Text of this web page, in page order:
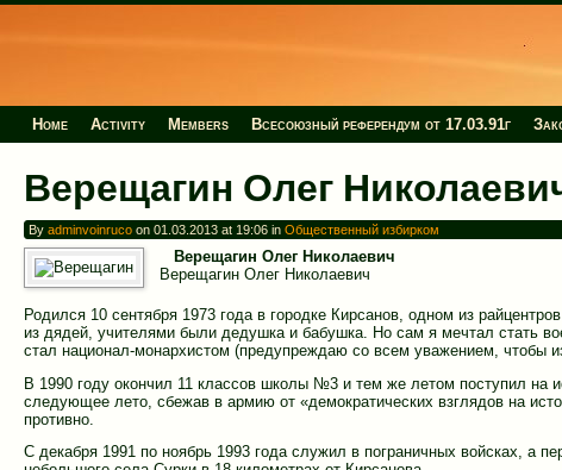
Home Activity Members Всесоюзный референдум от 17.03.91г
Верещагин Олег
By adminvoinrucoon 01.03.2013 at 19:06 in Общественный избирком
Верещагин Олег Николаевич
Верещагин Олег Николаевич
Родился 10 сентября 1973 года в городке Кирсанов, одном из
из дядей, учителями были дедушка и бабушка. Но сам я мечтал стать
стал национал-монархистом (предупреждаю со всем уважением, чтобы
В 1990 году окончил 11 классов школы №3 и тем же летом поступил на
следующее лето, сбежав в армию от «демократических взглядов на
противно.
С декабря 1991 по ноябрь 1993 года служил в пограничных войсках, а